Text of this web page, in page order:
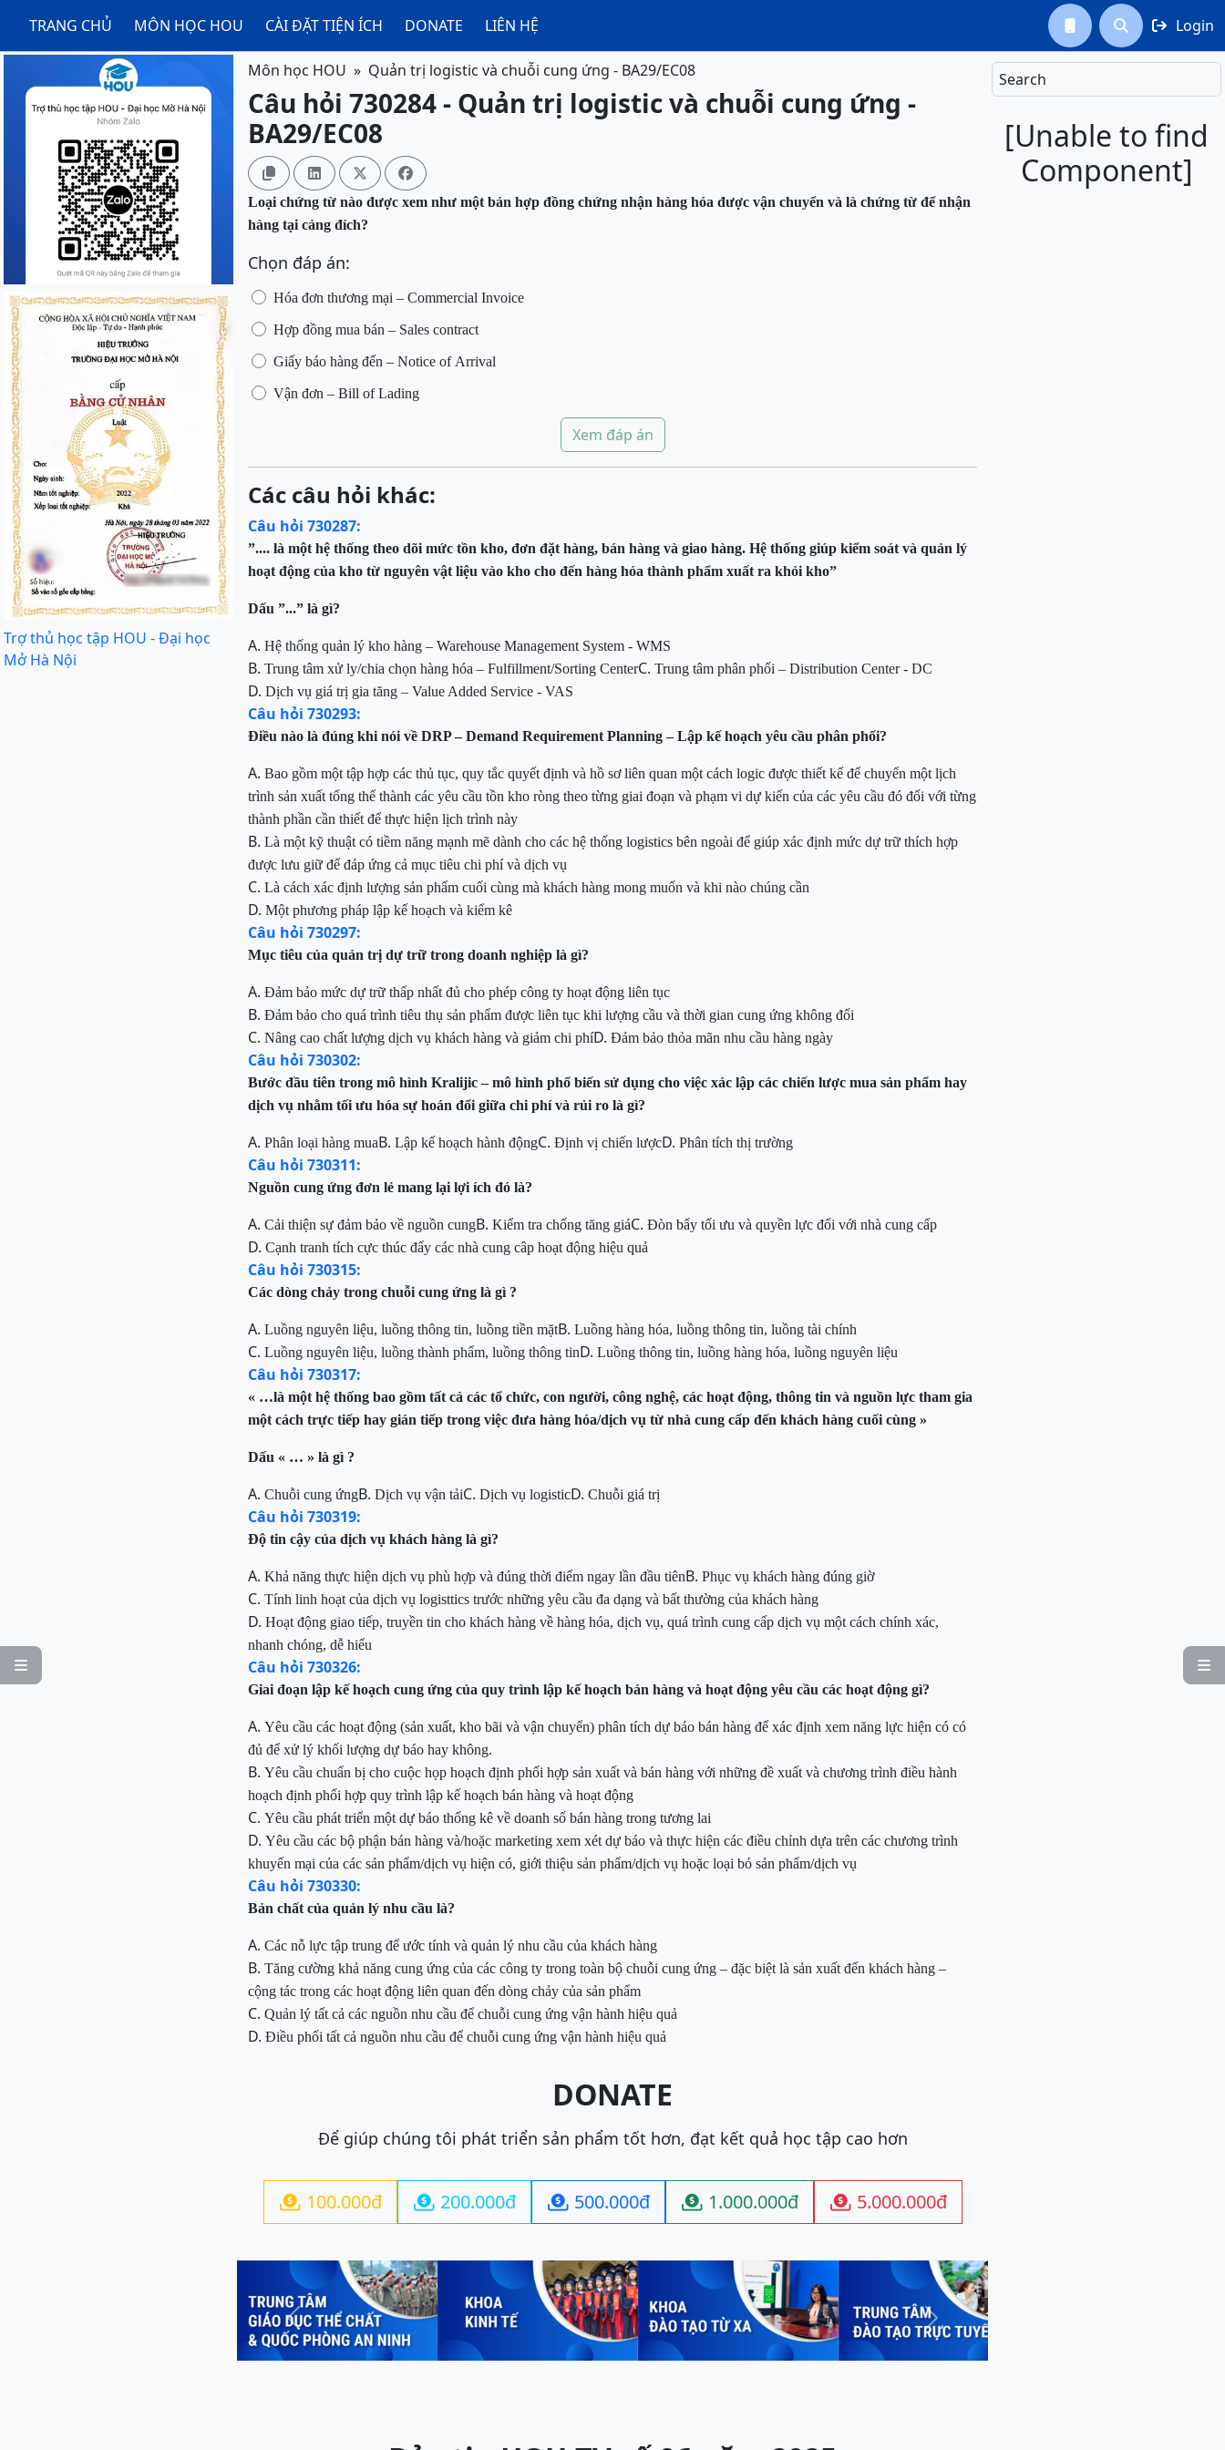
TRANG CHỦ MÔN HỌC HOU CÀI ĐẶT TIỆN ÍCH DONATE LIÊN HỆ   Login

Search
[Unable to find
Component]

Trợ thủ học tập HOU - Đại học
Mở Hà Nội
Môn học HOU Quản trị logistic và chuỗi cung ứng - BA29/EC08
Câu hỏi 730284 - Quản trị logistic và chuỗi cung ứng -
BA29/EC08
   
Loại chứng từ nào được xem như một bản hợp đồng chứng nhận hàng hóa được vận chuyển và là chứng từ để nhận
hàng tại cảng đích?
Chọn đáp án:
Hóa đơn thương mại – Commercial Invoice
Hợp đồng mua bán – Sales contract
Giấy báo hàng đến – Notice of Arrival
Vận đơn – Bill of Lading
Xem đáp án
Các câu hỏi khác:
Câu hỏi 730287:
”.... là một hệ thống theo dõi mức tồn kho, đơn đặt hàng, bán hàng và giao hàng. Hệ thống giúp kiểm soát và quản lý
hoạt động của kho từ nguyên vật liệu vào kho cho đến hàng hóa thành phẩm xuất ra khỏi kho”
Dấu ”...” là gì?
A. Hệ thống quản lý kho hàng – Warehouse Management System - WMS
B. Trung tâm xử ly/chia chọn hàng hóa – Fulfillment/Sorting CenterC. Trung tâm phân phối – Distribution Center - DC
D. Dịch vụ giá trị gia tăng – Value Added Service - VAS
Câu hỏi 730293:
Điều nào là đúng khi nói về DRP – Demand Requirement Planning – Lập kế hoạch yêu cầu phân phối?
A. Bao gồm một tập hợp các thủ tục, quy tắc quyết định và hồ sơ liên quan một cách logic được thiết kế để chuyển một lịch
trình sản xuất tổng thể thành các yêu cầu tồn kho ròng theo từng giai đoạn và phạm vi dự kiến của các yêu cầu đó đối với từng
thành phần cần thiết để thực hiện lịch trình này
B. Là một kỹ thuật có tiềm năng mạnh mẽ dành cho các hệ thống logistics bên ngoài để giúp xác định mức dự trữ thích hợp
được lưu giữ để đáp ứng cả mục tiêu chi phí và dịch vụ
C. Là cách xác định lượng sản phẩm cuối cùng mà khách hàng mong muốn và khi nào chúng cần
D. Một phương pháp lập kế hoạch và kiểm kê
Câu hỏi 730297:
Mục tiêu của quản trị dự trữ trong doanh nghiệp là gì?
A. Đảm bảo mức dự trữ thấp nhất đủ cho phép công ty hoạt động liên tục
B. Đảm bảo cho quá trình tiêu thụ sản phẩm được liên tục khi lượng cầu và thời gian cung ứng không đổi
C. Nâng cao chất lượng dịch vụ khách hàng và giảm chi phíD. Đảm bảo thỏa mãn nhu cầu hàng ngày
Câu hỏi 730302:
Bước đầu tiên trong mô hình Kralijic – mô hình phổ biến sử dụng cho việc xác lập các chiến lược mua sản phẩm hay
dịch vụ nhằm tối ưu hóa sự hoán đổi giữa chi phí và rủi ro là gì?
A. Phân loại hàng muaB. Lập kế hoạch hành độngC. Định vị chiến lượcD. Phân tích thị trường
Câu hỏi 730311:
Nguồn cung ứng đơn lẻ mang lại lợi ích đó là?
A. Cải thiện sự đảm bảo về nguồn cungB. Kiểm tra chống tăng giáC. Đòn bẩy tối ưu và quyền lực đối với nhà cung cấp
D. Cạnh tranh tích cực thúc đẩy các nhà cung câp hoạt động hiệu quả
Câu hỏi 730315:
Các dòng chảy trong chuỗi cung ứng là gì ?
A. Luồng nguyên liệu, luồng thông tin, luồng tiền mặtB. Luồng hàng hóa, luồng thông tin, luồng tài chính
C. Luồng nguyên liệu, luồng thành phẩm, luồng thông tinD. Luồng thông tin, luồng hàng hóa, luồng nguyên liệu
Câu hỏi 730317:
« …là một hệ thống bao gồm tất cả các tổ chức, con người, công nghệ, các hoạt động, thông tin và nguồn lực tham gia
một cách trực tiếp hay gián tiếp trong việc đưa hàng hóa/dịch vụ từ nhà cung cấp đến khách hàng cuối cùng »
Dấu « … » là gì ?
A. Chuỗi cung ứngB. Dịch vụ vận tảiC. Dịch vụ logisticD. Chuỗi giá trị
Câu hỏi 730319:
Độ tin cậy của dịch vụ khách hàng là gì?
A. Khả năng thực hiện dịch vụ phù hợp và đúng thời điểm ngay lần đầu tiênB. Phục vụ khách hàng đúng giờ
C. Tính linh hoạt của dịch vụ logisttics trước những yêu cầu đa dạng và bất thường của khách hàng
D. Hoạt động giao tiếp, truyền tin cho khách hàng về hàng hóa, dịch vụ, quá trình cung cấp dịch vụ một cách chính xác,
nhanh chóng, dễ hiểu
Câu hỏi 730326:
Giai đoạn lập kế hoạch cung ứng của quy trình lập kế hoạch bán hàng và hoạt động yêu cầu các hoạt động gì?
A. Yêu cầu các hoạt động (sản xuất, kho bãi và vận chuyển) phân tích dự báo bán hàng để xác định xem năng lực hiện có có
đủ để xử lý khối lượng dự báo hay không.
B. Yêu cầu chuẩn bị cho cuộc họp hoạch định phối hợp sản xuất và bán hàng với những đề xuất và chương trình điều hành
hoạch định phối hợp quy trình lập kế hoạch bán hàng và hoạt động
C. Yêu cầu phát triển một dự báo thống kê về doanh số bán hàng trong tương lai
D. Yêu cầu các bộ phận bán hàng và/hoặc marketing xem xét dự báo và thực hiện các điều chỉnh dựa trên các chương trình
khuyến mại của các sản phẩm/dịch vụ hiện có, giới thiệu sản phẩm/dịch vụ hoặc loại bỏ sản phẩm/dịch vụ
Câu hỏi 730330:
Bản chất của quản lý nhu cầu là?
A. Các nỗ lực tập trung để ước tính và quản lý nhu cầu của khách hàng
B. Tăng cường khả năng cung ứng của các công ty trong toàn bộ chuỗi cung ứng – đặc biệt là sản xuất đến khách hàng –
cộng tác trong các hoạt động liên quan đến dòng chảy của sản phẩm
C. Quản lý tất cả các nguồn nhu cầu để chuỗi cung ứng vận hành hiệu quả
D. Điều phối tất cả nguồn nhu cầu để chuỗi cung ứng vận hành hiệu quả
DONATE
Để giúp chúng tôi phát triển sản phẩm tốt hơn, đạt kết quả học tập cao hơn
 100.000đ  200.000đ  500.000đ  1.000.000đ  5.000.000đ
Previous Next